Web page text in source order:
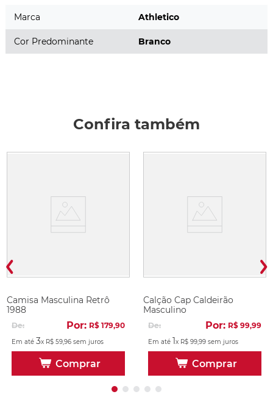
Marca Athletico
Cor Predominante Branco
Confira também
Camisa Masculina Retrô
1988
De: Por: R$ 179,90
Em até 3x R$ 5996 sem juros
Comprar
Calção Cap Caldeirão
Masculino
De: Por: R$ 99,99
Em até 1x R$ 9999 sem juros
Comprar